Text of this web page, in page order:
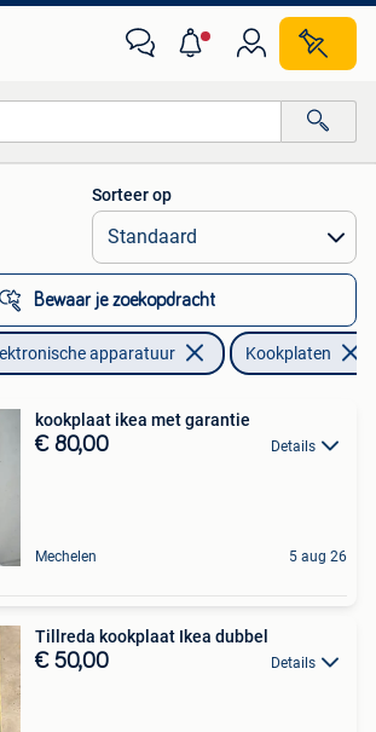
Alle afstanden…
Sorteer op
Bewaar je zoekopdracht
apparatuur Kookplaten
kookplaat ikea met garantie
€ 80,00 Details
Mechelen 5 aug 26
Tillreda kookplaat Ikea dubbel
€ 50,00 Details